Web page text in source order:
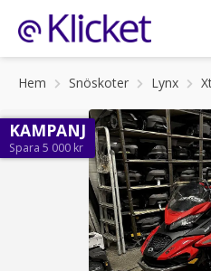
Hem Snöskoter Lynx
KAMPANJ
Spara 5 000 kr